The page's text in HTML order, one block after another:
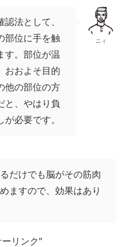
法として、
部位に手を触
す。部位が温
おおよそ目的
他の部位の方
と、やはり負
必要です。
ニィ
だけでも脳がその筋肉
ますので、効果はあり
リンク"